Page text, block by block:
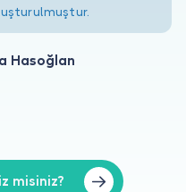
Hasoğlan
misiniz?